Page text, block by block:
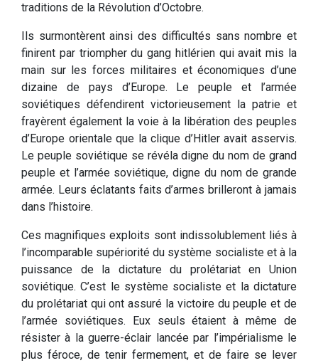
traditions de la Révolution d’Octobre.
Ils surmontèrent ainsi des difficultés sans nombre et
finirent par triompher du gang hitlérien qui avait mis la
main sur les forces militaires et économiques d’une
dizaine de pays d’Europe. Le peuple et l’armée
soviétiques défendirent victorieusement la patrie et
frayèrent également la voie à la libération des peuples
d’Europe orientale que la clique d’Hitler avait asservis.
Le peuple soviétique se révéla digne du nom de grand
peuple et l’armée soviétique, digne du nom de grande
armée. Leurs éclatants faits d’armes brilleront à jamais
dans l’histoire.
Ces magnifiques exploits sont indissolublement liés à
l’incomparable supériorité du système socialiste et à la
puissance de la dictature du prolétariat en Union
soviétique. C’est le système socialiste et la dictature
du prolétariat qui ont assuré la victoire du peuple et de
l’armée soviétiques. Eux seuls étaient à même de
résister à la guerre-éclair lancée par l’impérialisme le
plus féroce, de tenir fermement, et de faire se lever